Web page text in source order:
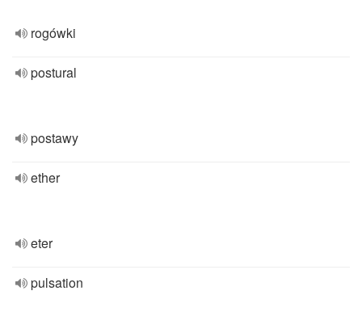
rogówki
postural
postawy
ether
eter
pulsation